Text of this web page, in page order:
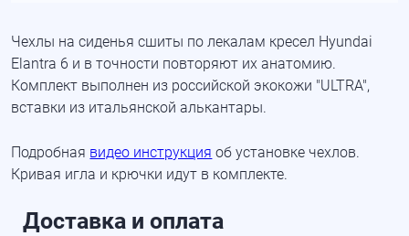
Чехлы на сиденья сшиты по лекалам кресел Hyundai
Elantra 6 и в точности повторяют их анатомию.
Комплект выполнен из российской экокожи "ULTRA",
вставки из итальянской алькантары.
Подробная видео инструкция об установке чехлов.
Кривая игла и крючки идут в комплекте.
Доставка и оплата